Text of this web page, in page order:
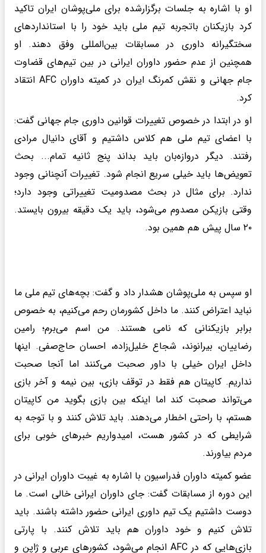
او با اشاره به جلسات برگزارشده برای ملی‌پوشان ایران تاکید
کرد بازیکنان باتجربه تیم ملی باید خود را با استانداردهای
سختگیرانه داوری در مسابقات بین‌المللی وفق دهند. او
همچنین از عدم حضور داوران ایرانی در بین تیم‌های قضاوت
جام جهانی و نقش کمرنگ ایران در کمیته داوران AFC انتقاد
کرد.
او در ابتدا در خصوص تغییرات قوانین داوری جام جهانی گفت:
با اعضای تیم ملی هم کلاس داشتیم و آقای دانیال مرادی
رفتند. دیگر دروازه‌بان باید بداند پنج ثانیه تمام... بحث
تعویض‌ها باید خیلی سریع انجام شود. تغییرات آنچنانی وجود
ندارد. برای مثال در بحث مصدومیت تغییراتی وجود دارد؛
وقتی بازیکن مصدوم می‌شود، باید یک دقیقه بیرون بایستد.
۲۰ سال پیش هم همین بود.
او سپس به ملی‌پوشان هشدار داد و گفت: بچه‌های تیم ملی ما
نباید اعتراض کنند. ما داخل کشورمان رحم می‌کنیم، به خصوص
برابر بازیکنانی که نامی هستند. من اسم می‌برم؛ رامین
رضاییان، بیرانوند، شجاع خلیل‌زاده، احسان حاج‌صفی. اینها
داخل ایران خیلی با داور صحبت می‌کنند اما آنجا صحبت
نداریم. کاپیتان هم فقط در توقف بازی، بین نیمه و آخر بازی
می‌تواند صحبت کند اما اینکه بین بازی بگوید من کاپیتان
هستم، با راحتی اخطار می‌دهند. باید تلاش کنند و با توجه به
شرایطی که در کشور هست، امیدواریم خبرهای خوبی برای
مردم بیاورند.
عضو کمیته داوران فدراسیون با اشاره به غیبت داوران ایرانی در
این دوره از مسابقات گفت: جای داوران ایرانی خالی است. ما
دوست داشتیم یک تیم داوری ایرانی حضور داشته باشند. باید
تلاش کنیم و خود داوران هم باید تلاش کنند. با پارتی
بازی‌هایی که در AFC انجام می‌شود، کشورهای عربی و ژاپن و